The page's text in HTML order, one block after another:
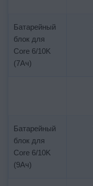
Батарейный
блок для
Core 6/10K
(7Ач)
Батарейный
блок для
Core 6/10K
(9Ач)